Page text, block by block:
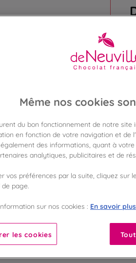
Même nos cookies
du bon fonctionnement de notre site
en fonction de votre navigation et de
des informations, quant à
analytiques, publicitaires et de
vos préférences par la suite, cliquez sur
page.
sur nos cookies : En savoir plus
les cookies